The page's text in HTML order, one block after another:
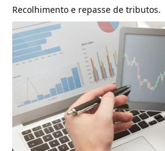
Recolhimento e repasse de tributos.